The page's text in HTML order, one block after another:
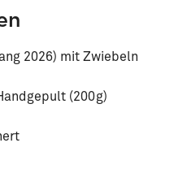
2026) mit Zwiebeln
(200g)